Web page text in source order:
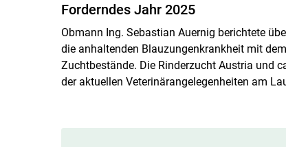
Forderndes Jahr 2025
Obmann Ing. Sebastian Auernig berichtete
die anhaltenden Blauzungenkrankheit mit
Zuchtbestände. Die Rinderzucht Austria und
der aktuellen Veterinärangelegenheiten am